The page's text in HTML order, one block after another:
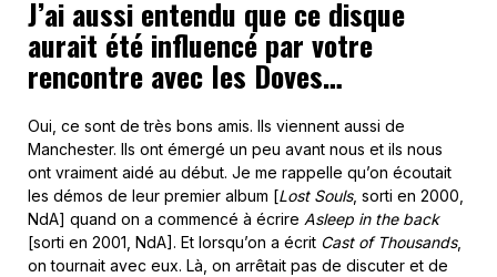
J’ai aussi entendu que ce disque
aurait été influencé par votre
rencontre avec les Doves…
Oui, ce sont de très bons amis. Ils viennent aussi de
Manchester. Ils ont émergé un peu avant nous et ils nous
ont vraiment aidé au début. Je me rappelle qu’on écoutait
les démos de leur premier album [Lost Souls, sorti en 2000,
NdA] quand on a commencé à écrire Asleep in the back
[sorti en 2001, NdA]. Et lorsqu’on a écrit Cast of Thousands,
on tournait avec eux. Là, on arrêtait pas de discuter et de